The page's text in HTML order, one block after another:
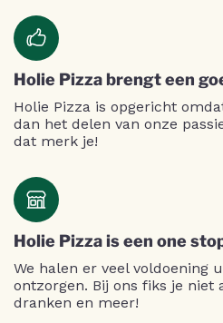
Holie Pizza brengt een
Holie Pizza is opgericht
dan het delen van onze
dat merk je!
Holie Pizza is een one
We halen er veel voldoening
ontzorgen. Bij ons fiks je niet
dranken en meer!